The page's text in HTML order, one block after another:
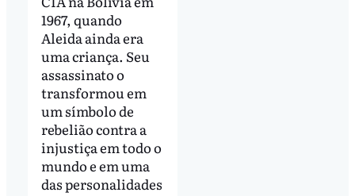
1967, quando
Aleida ainda era
uma criança. Seu
assassinato o
transformou em
um símbolo de
rebelião contra a
injustiça em todo o
mundo e em uma
das personalidades